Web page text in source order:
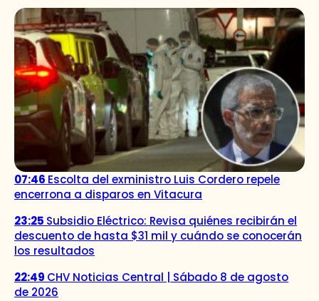
07:46 Escolta del exministro Luis Cordero repele
encerrona a disparos en Vitacura
23:25 Subsidio Eléctrico: Revisa quiénes recibirán el
descuento de hasta $31 mil y cuándo se conocerán
los resultados
22:49 CHV Noticias Central | Sábado 8 de agosto
de 2026